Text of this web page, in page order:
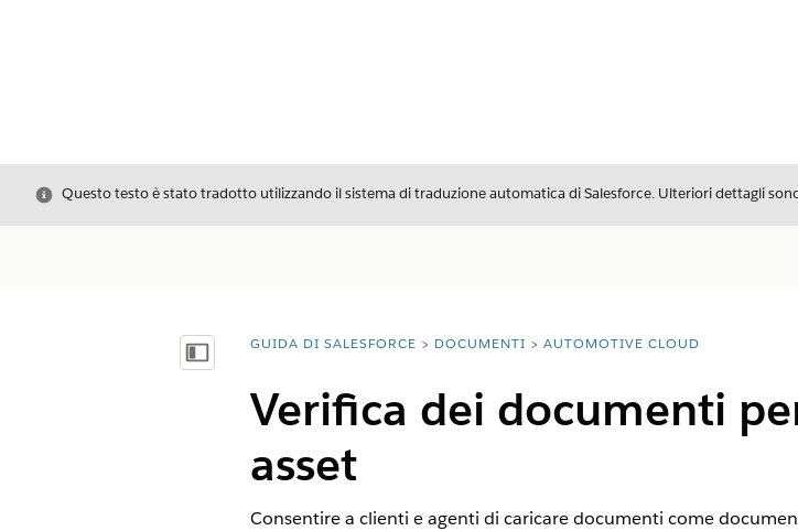
Chiudi
Questo testo è stato tradotto utilizzando il sistema di traduzione automatica di Salesforce. Ulteriori dettagli
Mostra sommario
Ti trovi qui:
GUIDA DI SALESFORCE DOCUMENTI AUTOMOTIVE CLOUD
Verifica dei documenti
asset
Consentire a clienti e agenti di caricare documenti come